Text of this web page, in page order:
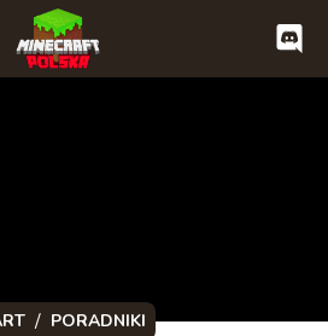
/ PORADNIKI